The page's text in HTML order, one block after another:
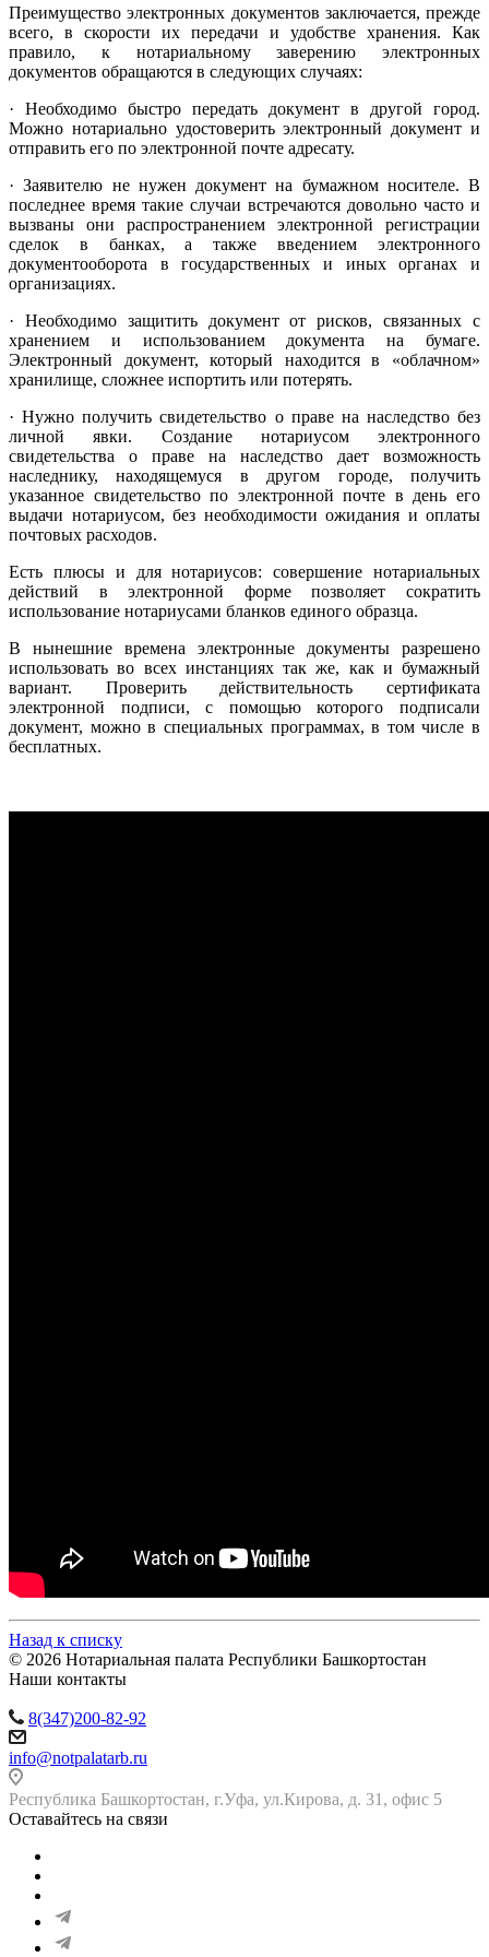
Преимущество электронных документов заключается, прежде
всего, в скорости их передачи и удобстве хранения. Как
правило, к нотариальному заверению электронных
документов обращаются в следующих случаях:
· Необходимо быстро передать документ в другой город.
Можно нотариально удостоверить электронный документ и
отправить его по электронной почте адресату.
· Заявителю не нужен документ на бумажном носителе. В
последнее время такие случаи встречаются довольно часто и
вызваны они распространением электронной регистрации
сделок в банках, а также введением электронного
документооборота в государственных и иных органах и
организациях.
· Необходимо защитить документ от рисков, связанных с
хранением и использованием документа на бумаге.
Электронный документ, который находится в «облачном»
хранилище, сложнее испортить или потерять.
· Нужно получить свидетельство о праве на наследство без
личной явки. Создание нотариусом электронного
свидетельства о праве на наследство дает возможность
наследнику, находящемуся в другом городе, получить
указанное свидетельство по электронной почте в день его
выдачи нотариусом, без необходимости ожидания и оплаты
почтовых расходов.
Есть плюсы и для нотариусов: совершение нотариальных
действий в электронной форме позволяет сократить
использование нотариусами бланков единого образца.
В нынешние времена электронные документы разрешено
использовать во всех инстанциях так же, как и бумажный
вариант. Проверить действительность сертификата
электронной подписи, с помощью которого подписали
документ, можно в специальных программах, в том числе в
бесплатных.
Назад к списку
© 2026 Нотариальная палата Республики Башкортостан
Наши контакты
8(347)200-82-92
info@notpalatarb.ru
Республика Башкортостан, г.Уфа, ул.Кирова, д. 31, офис 5
Оставайтесь на связи